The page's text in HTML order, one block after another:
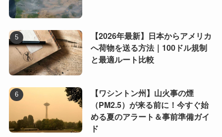
【2026年最新】日本からアメリカ
へ荷物を送る方法｜100ドル規制
と最適ルート比較
【ワシントン州】山火事の煙
（PM2.5）が来る前に！今すぐ始
める夏のアラート＆事前準備ガイ
ド